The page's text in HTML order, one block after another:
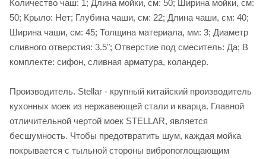
Количество чаш: 1; Длина мойки, см: 50; Ширина мойки, см:
50; Крыло: Нет; Глубина чаши, см: 22; Длина чаши, см: 40;
Ширина чаши, см: 45; Толщина материала, мм: 3; Диаметр
сливного отверстия: 3.5"; Отверстие под смеситель: Да; В
комплекте: сифон, сливная арматура, коландер.
Производитель. Stellar - крупный китайский производитель
кухонных моек из нержавеющей стали и кварца. Главной
отличительной чертой моек STELLAR, является
бесшумность. Чтобы предотвратить шум, каждая мойка
покрывается с тыльной стороны вибропоглощающим